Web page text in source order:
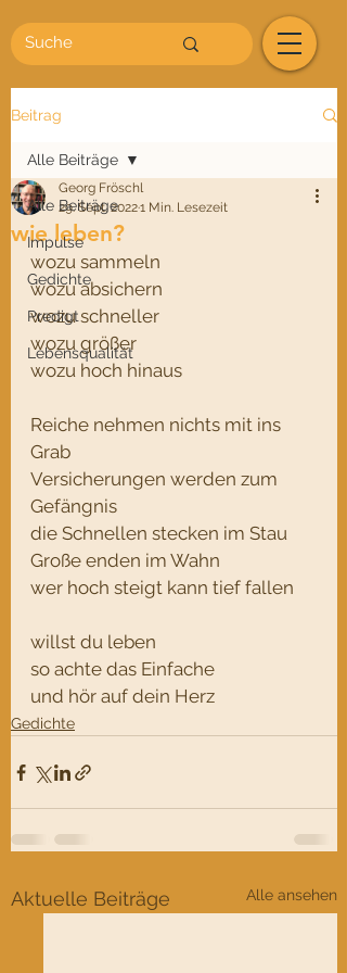
Beitrag
Alle Beiträge
Impulse
Gedichte
Predigt
Lebensqualität
Alle Beiträge
wie leben?
Georg Fröschl
29. Sept. 20221 Min. Lesezeit
wozu sammeln
wozu absichern
wozu schneller
wozu größer
wozu hoch hinaus
Reiche nehmen nichts mit ins
Grab
Versicherungen werden zum
Gefängnis
die Schnellen stecken im Stau
Große enden im Wahn
wer hoch steigt kann tief fallen
willst du leben
so achte das Einfache
und hör auf dein Herz
Gedichte
Aktuelle Beiträge Alle ansehen